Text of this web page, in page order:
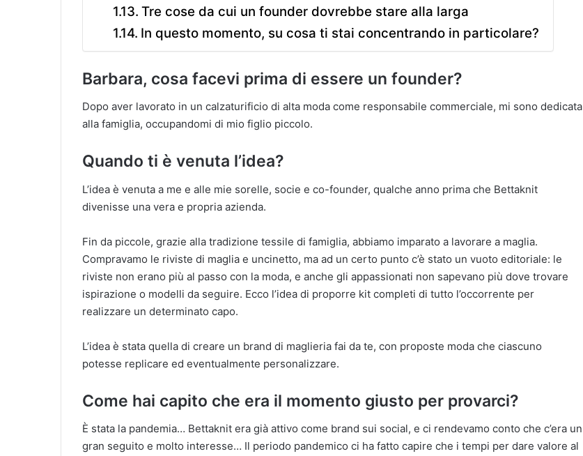
Tre cose da cui un founder dovrebbe stare alla larga
In questo momento, su cosa ti stai concentrando in particolare?
Barbara, cosa facevi prima di essere un founder?
Dopo aver lavorato in un calzaturificio di alta moda come responsabile commerciale, mi sono dedicata
alla famiglia, occupandomi di mio figlio piccolo.
Quando ti è venuta l’idea?
L’idea è venuta a me e alle mie sorelle, socie e co-founder, qualche anno prima che Bettaknit
divenisse una vera e propria azienda.
Fin da piccole, grazie alla tradizione tessile di famiglia, abbiamo imparato a lavorare a maglia.
Compravamo le riviste di maglia e uncinetto, ma ad un certo punto c’è stato un vuoto editoriale: le
riviste non erano più al passo con la moda, e anche gli appassionati non sapevano più dove trovare
ispirazione o modelli da seguire. Ecco l’idea di proporre kit completi di tutto l’occorrente per
realizzare un determinato capo.
L’idea è stata quella di creare un brand di maglieria fai da te, con proposte moda che ciascuno
potesse replicare ed eventualmente personalizzare.
Come hai capito che era il momento giusto per provarci?
È stata la pandemia… Bettaknit era già attivo come brand sui social, e ci rendevamo conto che c’era un
gran seguito e molto interesse… Il periodo pandemico ci ha fatto capire che i tempi per dare valore al